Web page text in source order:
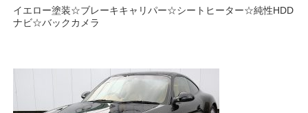
イエロー塗装☆ブレーキキャリパー☆シートヒーター☆純性HDD
ナビ☆バックカメラ